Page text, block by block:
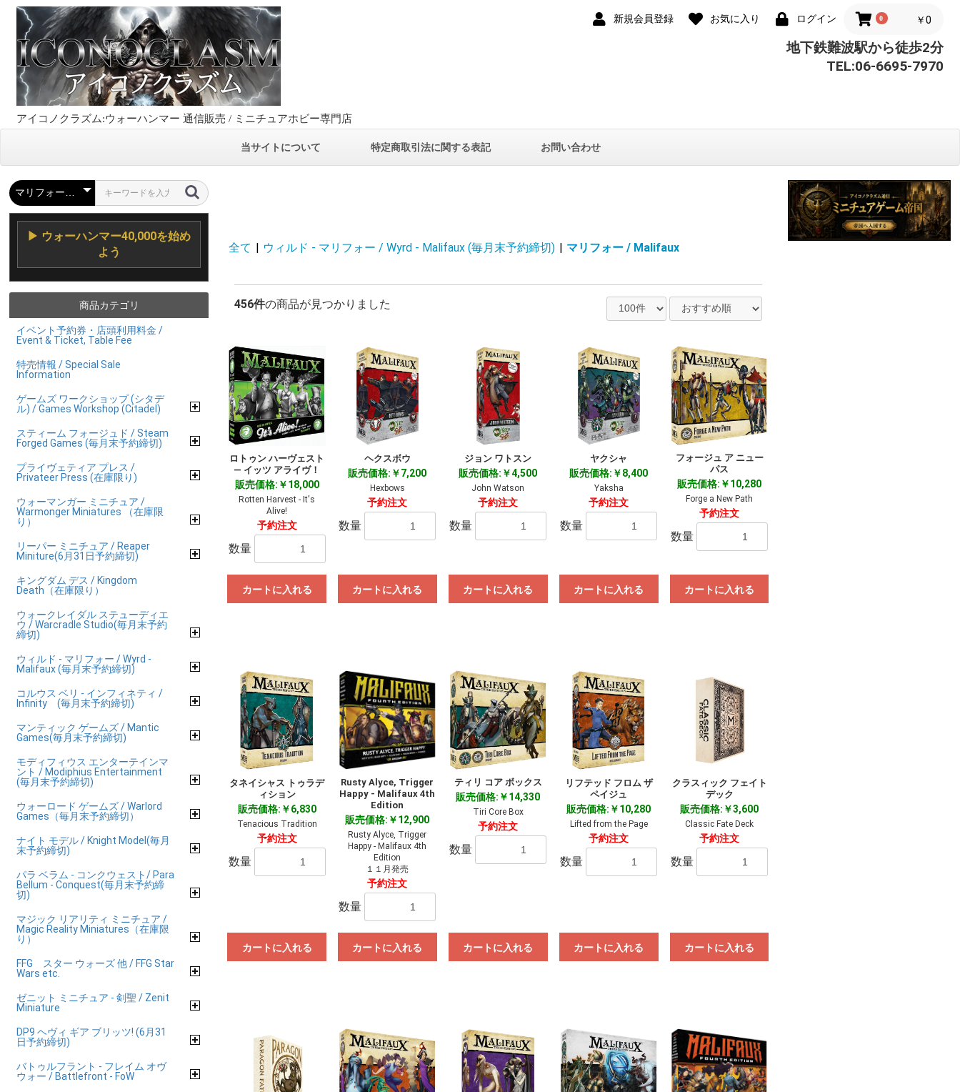
新規会員登録 お気に入り ログイン 0 ￥0
アイコノクラズム:ウォーハンマー 通信販売 / ミニチュアホビー専門店
地下鉄難波駅から徒歩2分
TEL:06-6695-7970
当サイトについて 特定商取引法に関する表記 お問い合わせ
▶ ウォーハンマー40,000を始め
よう
商品カテゴリ
イベント予約券・店頭利用料金 /
Event & Ticket, Table Fee
特売情報 / Special Sale
Information
ゲームズ ワークショップ (シタデ
ル) / Games Workshop (Citadel)
スティーム フォージュド / Steam
Forged Games (毎月末予約締切)
プライヴェティア プレス /
Privateer Press (在庫限り)
ウォーマンガー ミニチュア /
Warmonger Miniatures （在庫限
り）
リーパー ミニチュア / Reaper
Miniture(6月31日予約締切)
キングダム デス / Kingdom
Death（在庫限り）
ウォークレイダル ステューディエ
ウ / Warcradle Studio(毎月末予約
締切)
ウィルド - マリフォー / Wyrd -
Malifaux (毎月末予約締切)
コルウス ベリ - インフィネティ /
Infinity (毎月末予約締切)
マンティック ゲームズ / Mantic
Games(毎月末予約締切)
モディフィウス エンターテインマ
ント / Modiphius Entertainment
(毎月末予約締切)
ウォーロード ゲームズ / Warlord
Games（毎月末予約締切）
ナイト モデル / Knight Model(毎月
末予約締切)
パラ ベラム - コンクウェスト/ Para
Bellum - Conquest(毎月末予約締
切)
マジック リアリティ ミニチュア /
Magic Reality Miniatures（在庫限
り）
FFG スター ウォーズ 他 / FFG Star
Wars etc.
ゼニット ミニチュア - 剣聖 / Zenit
Miniature
DP9 ヘヴィ ギア ブリッツ! (6月31
日予約締切)
バトゥルフラント - フレイム オヴ
ウォー / Battlefront - FoW
全て | ウィルド - マリフォー / Wyrd - Malifaux (毎月末予約締切) | マリフォー / Malifaux
456件の商品が見つかりました
ロトゥン ハーヴェスト
― イッツ アライヴ！
販売価格:￥18,000
Rotten Harvest - It's
Alive!
予約注文
数量
カートに入れる
ヘクスボウ
販売価格:￥7,200
Hexbows
予約注文
数量
カートに入れる
ジョン ワトスン
販売価格:￥4,500
John Watson
予約注文
数量
カートに入れる
ヤクシャ
販売価格:￥8,400
Yaksha
予約注文
数量
カートに入れる
フォージュ ア ニュー
パス
販売価格:￥10,280
Forge a New Path
予約注文
数量
カートに入れる
タネイシャス トゥラデ
ィション
販売価格:￥6,830
Tenacious Tradition
予約注文
数量
カートに入れる
Rusty Alyce, Trigger
Happy - Malifaux 4th
Edition
販売価格:￥12,900
Rusty Alyce, Trigger
Happy - Malifaux 4th
Edition
１１月発売
予約注文
数量
カートに入れる
ティリ コア ボックス
販売価格:￥14,330
Tiri Core Box
予約注文
数量
カートに入れる
リフテッド フロム ザ
ペイジュ
販売価格:￥10,280
Lifted from the Page
予約注文
数量
カートに入れる
クラスィック フェイト
デック
販売価格:￥3,600
Classic Fate Deck
予約注文
数量
カートに入れる